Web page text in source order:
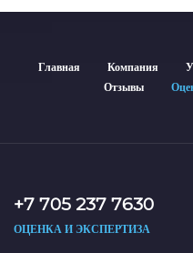
Главная Компания
Отзывы
+7 705 237 7630
ОЦЕНКА И ЭКСПЕРТИЗА